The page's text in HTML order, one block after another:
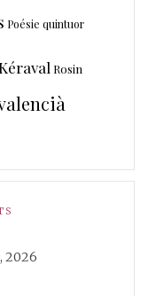
Poésie quintuor
Rosin
2026